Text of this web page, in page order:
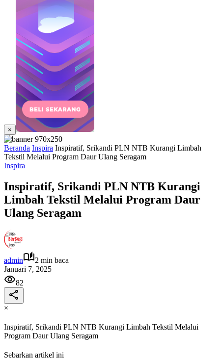
×
Beranda Inspira Inspiratif, Srikandi PLN NTB Kurangi Limbah
Tekstil Melalui Program Daur Ulang Seragam
Inspira
Inspiratif, Srikandi PLN NTB Kurangi
Limbah Tekstil Melalui Program Daur
Ulang Seragam
admin
2 min baca
Januari 7, 2025
82
×
Inspiratif, Srikandi PLN NTB Kurangi Limbah Tekstil Melalui
Program Daur Ulang Seragam
Sebarkan artikel ini